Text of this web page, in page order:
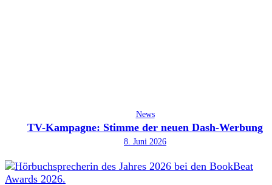
News
TV-Kampagne: Stimme der neuen Dash-Werbung
8. Juni 2026